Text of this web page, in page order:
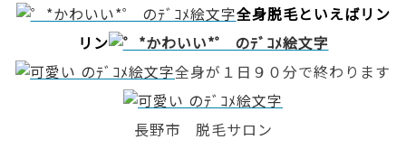
全身脱毛といえばリン
リン
全身が１日９０分で終わります
長野市 脱毛サロン